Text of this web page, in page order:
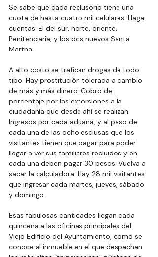
Se sabe que cada reclusorio tiene una
cuota de hasta cuatro mil celulares. Haga
cuentas: El del sur, norte, oriente,
Penitenciaria, y los dos nuevos Santa
Martha.
A alto costo se trafican drogas de todo
tipo. Hay prostitución tolerada a cambio
de más y más dinero. Cobro de
porcentaje por las extorsiones a la
ciudadanía que desde ahí se realizan.
Ingresos por cada aduana, y al paso de
cada una de las ocho esclusas que los
visitantes tienen que pagar para poder
llegar a ver sus familiares recluidos y en
cada una deben pagar 30 pesos. Vuelva a
sacar la calculadora. Hay 28 mil visitantes
que ingresar cada martes, jueves, sábado
y domingo.
Esas fabulosas cantidades llegan cada
quincena a las oficinas principales del
Viejo Edificio del Ayuntamiento, como se
conoce al inmueble en el que despachan